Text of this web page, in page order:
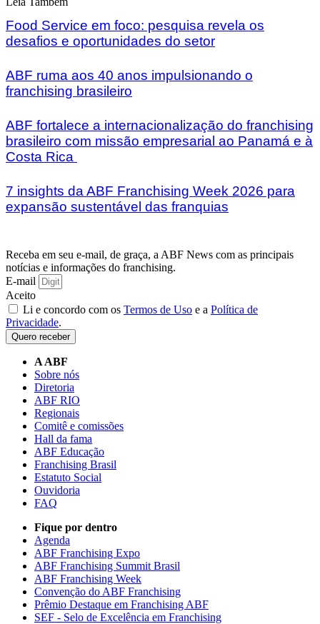
Food Service em foco: pesquisa revela os
desafios e oportunidades do setor
ABF ruma aos 40 anos impulsionando o
franchising brasileiro
ABF fortalece a internacionalização do franchising
brasileiro com missão empresarial ao Panamá e à
Costa Rica
7 insights da ABF Franchising Week 2026 para
expansão sustentável das franquias
Receba em seu e-mail, de graça, a ABF News com as principais
notícias e informações do franchising.
E-mail
Aceito
Li e concordo com os Termos de Uso e a Política de
Privacidade.
Quero receber
A ABF
Sobre nós
Diretoria
ABF RIO
Regionais
Comitê e comissões
Hall da fama
ABF Educação
Franchising Brasil
Estatuto Social
Ouvidoria
FAQ
Fique por dentro
Agenda
ABF Franchising Expo
ABF Franchising Summit Brasil
ABF Franchising Week
Convenção do ABF Franchising
Prêmio Destaque em Franchising ABF
SEF - Selo de Excelência em Franchising